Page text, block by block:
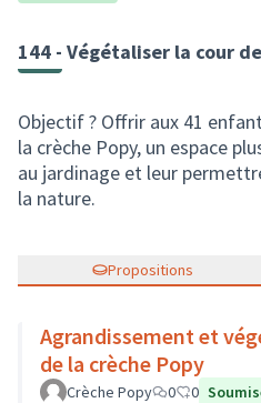
144 - Végétaliser la cour
Objectif ? Offrir aux 41
la crèche Popy, un espace
au jardinage et leur
la nature.
Propositions
Agrandissement et
de la crèche Popy
Crèche Popy 0 0